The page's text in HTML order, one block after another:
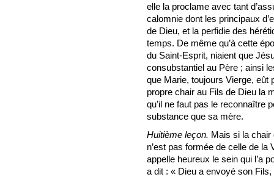
elle la proclame avec tant
calomnie dont les principaux
de Dieu, et la perfidie des
temps. De même qu’à cette
du Saint-Esprit, niaient que
consubstantiel au Père ; ainsi
que Marie, toujours Vierge, eût
propre chair au Fils de Dieu la
qu’il ne faut pas le reconnaître
substance que sa mère.
Huitième leçon. Mais si la chair
n’est pas formée de celle de la
appelle heureux le sein qui l’a
a dit : « Dieu a envoyé son